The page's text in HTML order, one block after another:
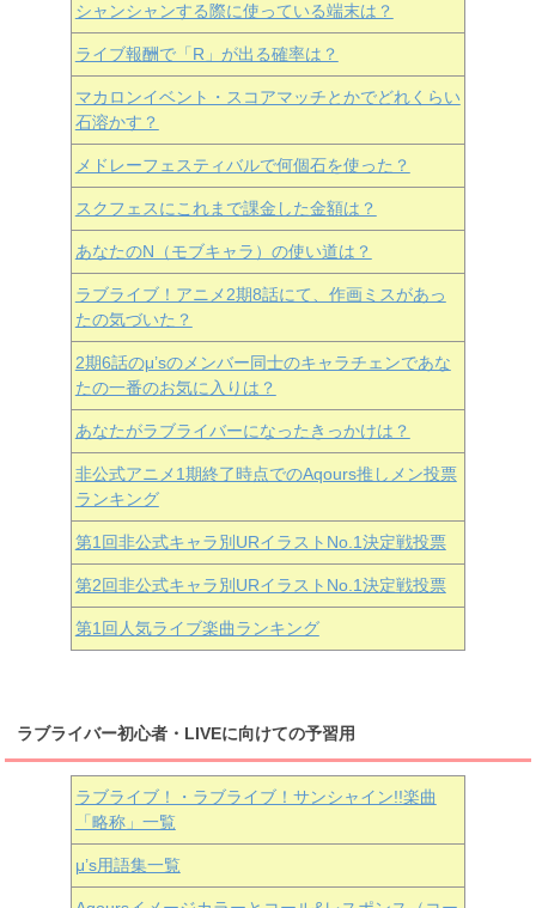
シャンシャンする際に使っている端末は？
ライブ報酬で「R」が出る確率は？
マカロンイベント・スコアマッチとかでどれくらい
石溶かす？
メドレーフェスティバルで何個石を使った？
スクフェスにこれまで課金した金額は？
あなたのN（モブキャラ）の使い道は？
ラブライブ！アニメ2期8話にて、作画ミスがあっ
たの気づいた？
2期6話のμ’sのメンバー同士のキャラチェンであな
たの一番のお気に入りは？
あなたがラブライバーになったきっかけは？
非公式アニメ1期終了時点でのAqours推しメン投票
ランキング
第1回非公式キャラ別URイラストNo.1決定戦投票
第2回非公式キャラ別URイラストNo.1決定戦投票
第1回人気ライブ楽曲ランキング
ラブライバー初心者・LIVEに向けての予習用
ラブライブ！・ラブライブ！サンシャイン!!楽曲
「略称」一覧
μ’s用語集一覧